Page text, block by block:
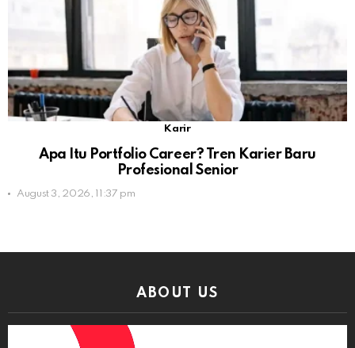
Karir
Apa Itu Portfolio Career? Tren Karier Baru
Profesional Senior
August 3, 2026, 11:37 pm
ABOUT US